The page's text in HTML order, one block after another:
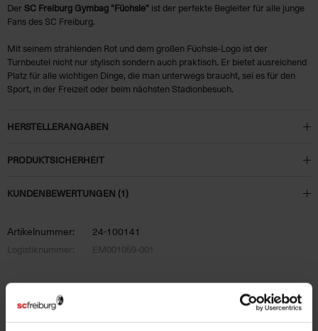
Der SC Freiburg Gymbag "Füchsle" ist der perfekte Begleiter für alle junge
Fans des SC Freiburg.
Mit seinem strahlenden Rot und dem großen Füchsle-Logo ist der
Turnbeutel nicht nur stylisch sondern auch praktisch. Er bietet ausreichend
Platz für alle wichtigen Dinge, die man unterwegs braucht, sei es für den
Sport, in der Freizeit oder beim nächsten Stadionbesuch.
HERSTELLERANGABEN
PRODUKTSICHERHEIT
KUNDENBEWERTUNGEN (1)
Artikelnummer: 24-100141
Logistiknummer: EM001059-001
PASSEND DAZU